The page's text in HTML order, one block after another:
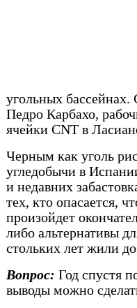
угольных
Педро Карбахо,
ячейки CNT в
Черным как уголь
угледобычи в
и недавних
тех, кто опасается,
произойдет
либо альтернативы
стольких лет жили
Вопрос: Год спустя
выводы можно